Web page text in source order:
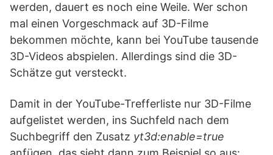
werden, dauert es noch eine Weile. Wer schon
mal einen Vorgeschmack auf 3D-Filme
bekommen möchte, kann bei YouTube tausende
3D-Videos abspielen. Allerdings sind die 3D-
Schätze gut versteckt.
Damit in der YouTube-Trefferliste nur 3D-Filme
aufgelistet werden, ins Suchfeld nach dem
Suchbegriff den Zusatz yt3d:enable=true